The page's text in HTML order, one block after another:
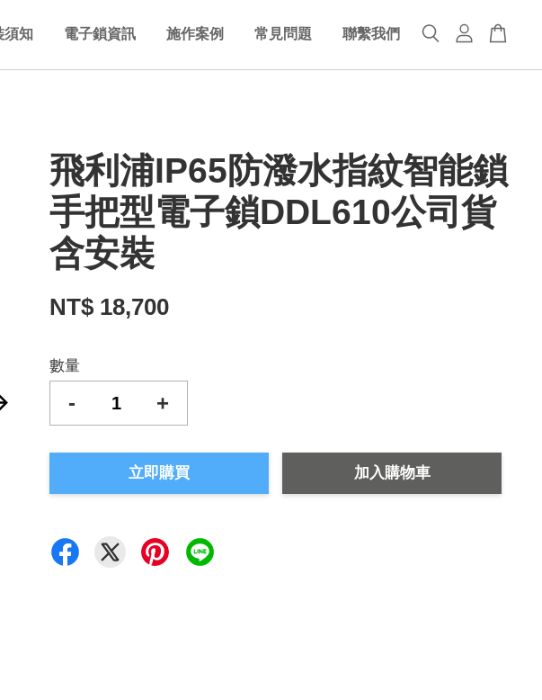
須知 電子鎖資訊 施作案例 常見問題 聯繫我們
飛利浦IP65防潑水指紋智能鎖
手把型電子鎖DDL610公司貨
含安裝
NT$ 18,700
數量
- +
立即購買 加入購物車